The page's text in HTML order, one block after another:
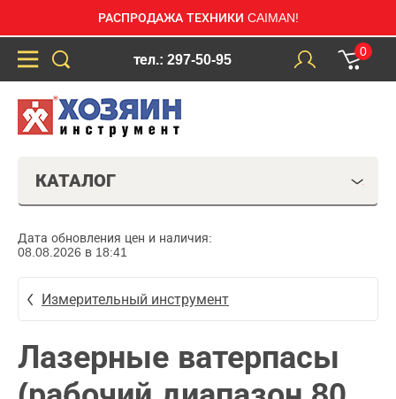
РАСПРОДАЖА ТЕХНИКИ CAIMAN!
тел.: 297-50-95
0
КАТАЛОГ
Дата обновления цен и наличия:
08.08.2026 в 18:41
Измерительный инструмент
Лазерные ватерпасы